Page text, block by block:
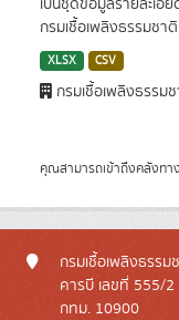
เป็นชุดข้อมูลรายละเอี
กรมเชื้อเพลิงธรรมชา
XLSX CSV
กรมเชื้อเพลิงธรรม
คุณสามารถเข้าถึงคลังทาง
กรมเชื้อเพลิงธรร
คารบี เลขที่ 555/
กทม. 10900